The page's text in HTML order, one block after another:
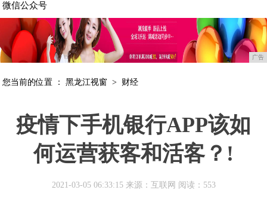
微信公众号
广告
您当前的位置 ：黑龙江视窗 > 财经
疫情下手机银行APP该如
何运营获客和活客？!
2021-03-05 06:33:15 来源：互联网 阅读：553